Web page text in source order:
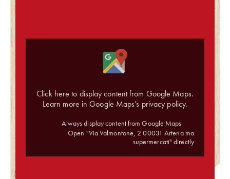
Click here to display content from Google Maps.
Learn more inGoogle Maps’s privacy policy.
Always display content from Google Maps
Open "Via Valmontone, 2 00031 Artena ma
supermercati" directly